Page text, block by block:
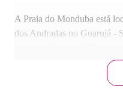
A Praia do Monduba está
dos Andradas no Guarujá -